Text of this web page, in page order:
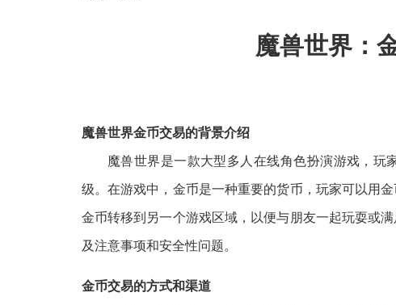
魔兽世界：
魔兽世界金币交易的背景介绍
魔兽世界是一款大型多人在线角色扮演游戏，玩
级。在游戏中，金币是一种重要的货币，玩家可以用
金币转移到另一个游戏区域，以便与朋友一起玩耍或
及注意事项和安全性问题。
金币交易的方式和渠道